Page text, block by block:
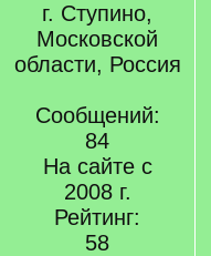
г. Ступино,
Московской
области, Россия
Сообщений:
84
На сайте с
2008 г.
Рейтинг:
58